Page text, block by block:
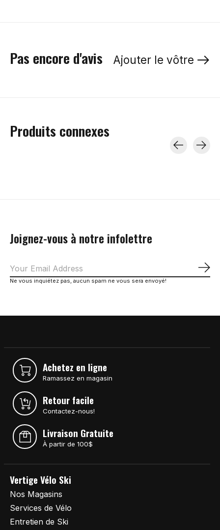
Pas encore d'avis Ajouter le vôtre
Produits connexes
Joignez-vous à notre infolettre
Ne vous inquiétez pas, aucun spam ne vous sera envoyé!
Achetez en ligne
Ramassez en magasin
Retour facile
Contactez-nous!
Livraison Gratuite
À partir de 100$
Vertige Vélo Ski
Nos Magasins
Services de Vélo
Entretien de Ski